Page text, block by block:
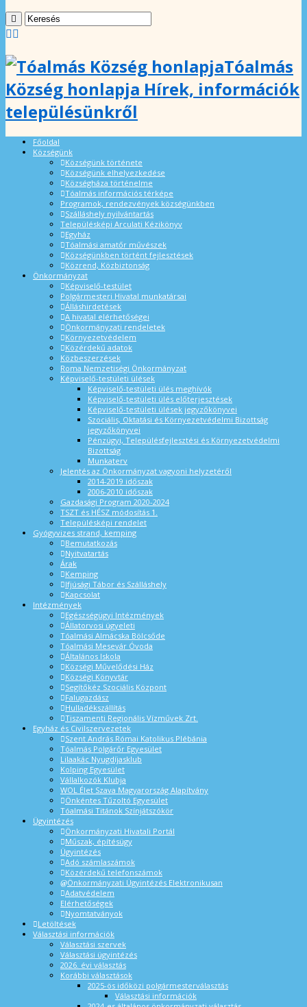
Tóalmás
Község honlapja Hírek, információk
településünkről
Főoldal
Községünk
Községünk története
Községünk elhelyezkedése
Községháza történelme
Tóalmás információs térképe
Programok, rendezvények községünkben
Szálláshely nyilvántartás
Településképi Arculati Kézikönyv
Egyház
Tóalmási amatőr művészek
Községünkben történt fejlesztések
Közrend, Közbiztonság
Önkormányzat
Képviselő-testület
Polgármesteri Hivatal munkatársai
Álláshirdetések
A hivatal elérhetőségei
Önkormányzati rendeletek
Környezetvédelem
Közérdekű adatok
Közbeszerzések
Roma Nemzetiségi Önkormányzat
Képviselő-testületi ülések
Képviselő-testületi ülés meghívók
Képviselő-testületi ülés előterjesztések
Képviselő-testületi ülések jegyzőkönyvei
Szociális, Oktatási és Környezetvédelmi Bizottság
jegyzőkönyvei
Pénzügyi, Településfejlesztési és Környezetvédelmi
Bizottság
Munkaterv
Jelentés az Önkormányzat vagyoni helyzetéről
2014-2019 időszak
2006-2010 időszak
Gazdasági Program 2020-2024
TSZT és HÉSZ módosítás 1.
Településképi rendelet
Gyógyvizes strand, kemping
Bemutatkozás
Nyitvatartás
Árak
Kemping
Ifjúsági Tábor és Szálláshely
Kapcsolat
Intézmények
Egészségügyi Intézmények
Állatorvosi ügyeleti
Tóalmási Almácska Bölcsőde
Tóalmási Mesevár Óvoda
Általános Iskola
Községi Művelődési Ház
Községi Könyvtár
Segítőkéz Szociális Központ
Falugazdász
Hulladékszállítás
Tiszamenti Regionális Vízművek Zrt.
Egyház és Civilszervezetek
Szent András Római Katolikus Plébánia
Tóalmás Polgárőr Egyesület
Lilaakác Nyugdíjasklub
Kolping Egyesület
Vállalkozók Klubja
WOL Élet Szava Magyarország Alapítvány
Önkéntes Tűzoltó Egyesület
Tóalmási Titánok Színjátszókör
Ügyintézés
Önkormányzati Hivatali Portál
Műszak, építésügy
Ügyintézés
Adó számlaszámok
Közérdekű telefonszámok
Önkormányzati Ügyintézés Elektronikusan
Adatvédelem
Elérhetőségek
Nyomtatványok
Letöltések
Választási információk
Választási szervek
Választási ügyintézés
2026. évi választás
Korábbi választások
2025-ös időközi polgármesterválasztás
Választási információk